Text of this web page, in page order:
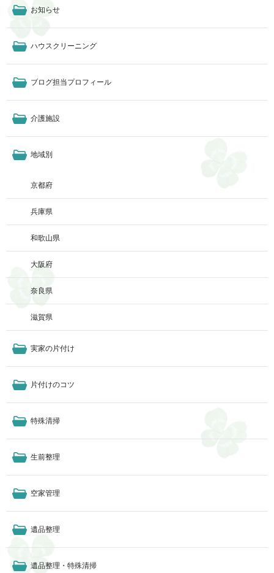
お知らせ
ハウスクリーニング
ブログ担当プロフィール
介護施設
地域別
京都府
兵庫県
和歌山県
大阪府
奈良県
滋賀県
実家の片付け
片付けのコツ
特殊清掃
生前整理
空家管理
遺品整理
遺品整理・特殊清掃